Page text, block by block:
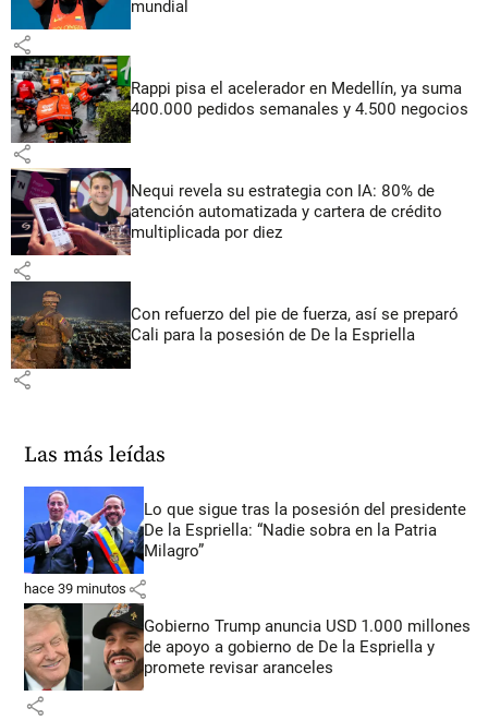
mundial
share
Rappi pisa el acelerador en Medellín, ya suma
400.000 pedidos semanales y 4.500 negocios
share
Nequi revela su estrategia con IA: 80% de
atención automatizada y cartera de crédito
multiplicada por diez
share
Con refuerzo del pie de fuerza, así se preparó
Cali para la posesión de De la Espriella
share
Las más leídas
Lo que sigue tras la posesión del presidente
De la Espriella: “Nadie sobra en la Patria
Milagro”
hace 39 minutos share
Gobierno Trump anuncia USD 1.000 millones
de apoyo a gobierno de De la Espriella y
promete revisar aranceles
share